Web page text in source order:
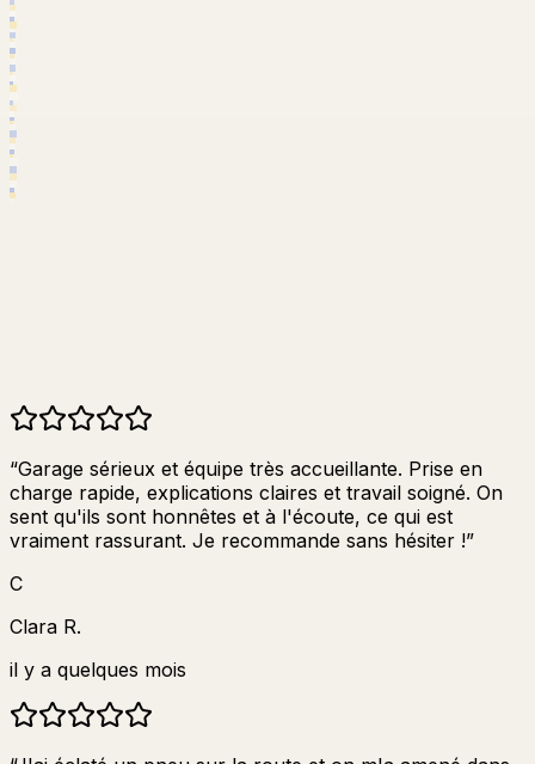
5.0
“Garage sérieux et équipe très accueillante. Prise en
charge rapide, explications claires et travail soigné. On
sent qu'ils sont honnêtes et à l'écoute, ce qui est
vraiment rassurant. Je recommande sans hésiter !”
C
Clara R.
il y a quelques mois